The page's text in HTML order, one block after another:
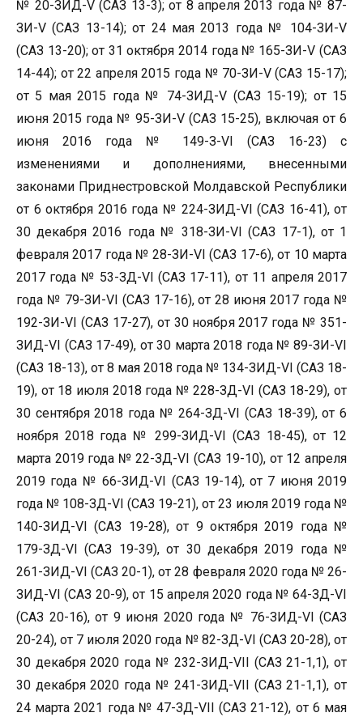
№ 20-ЗИД-V (САЗ 13-3); от 8 апреля 2013 года № 87-
ЗИ-V (САЗ 13-14); от 24 мая 2013 года № 104-ЗИ-V
(САЗ 13-20); от 31 октября 2014 года № 165-ЗИ-V (САЗ
14-44); от 22 апреля 2015 года № 70-ЗИ-V (САЗ 15-17);
от 5 мая 2015 года № 74-ЗИД-V (САЗ 15-19); от 15
июня 2015 года № 95-ЗИ-V (САЗ 15-25), включая от 6
июня 2016 года № 149-З-VI (САЗ 16-23) с
изменениями и дополнениями, внесенными
законами Приднестровской Молдавской Республики
от 6 октября 2016 года № 224-ЗИД-VI (САЗ 16-41), от
30 декабря 2016 года № 318-ЗИ-VI (САЗ 17-1), от 1
февраля 2017 года № 28-ЗИ-VI (САЗ 17-6), от 10 марта
2017 года № 53-ЗД-VI (САЗ 17-11), от 11 апреля 2017
года № 79-ЗИ-VI (САЗ 17-16), от 28 июня 2017 года №
192-ЗИ-VI (САЗ 17-27), от 30 ноября 2017 года № 351-
ЗИД-VI (САЗ 17-49), от 30 марта 2018 года № 89-ЗИ-VI
(САЗ 18-13), от 8 мая 2018 года № 134-ЗИД-VI (САЗ 18-
19), от 18 июля 2018 года № 228-ЗД-VI (САЗ 18-29), от
30 сентября 2018 года № 264-ЗД-VI (САЗ 18-39), от 6
ноября 2018 года № 299-ЗИД-VI (САЗ 18-45), от 12
марта 2019 года № 22-ЗД-VI (САЗ 19-10), от 12 апреля
2019 года № 66-ЗИД-VI (САЗ 19-14), от 7 июня 2019
года № 108-ЗД-VI (САЗ 19-21), от 23 июля 2019 года №
140-ЗИД-VI (САЗ 19-28), от 9 октября 2019 года №
179-ЗД-VI (САЗ 19-39), от 30 декабря 2019 года №
261-ЗИД-VI (САЗ 20-1), от 28 февраля 2020 года № 26-
ЗИД-VI (САЗ 20-9), от 15 апреля 2020 года № 64-ЗД-VI
(САЗ 20-16), от 9 июня 2020 года № 76-ЗИД-VI (САЗ
20-24), от 7 июля 2020 года № 82-ЗД-VI (САЗ 20-28), от
30 декабря 2020 года № 232-ЗИД-VII (САЗ 21-1,1), от
30 декабря 2020 года № 241-ЗИД-VII (САЗ 21-1,1), от
24 марта 2021 года № 47-ЗД-VII (САЗ 21-12), от 6 мая